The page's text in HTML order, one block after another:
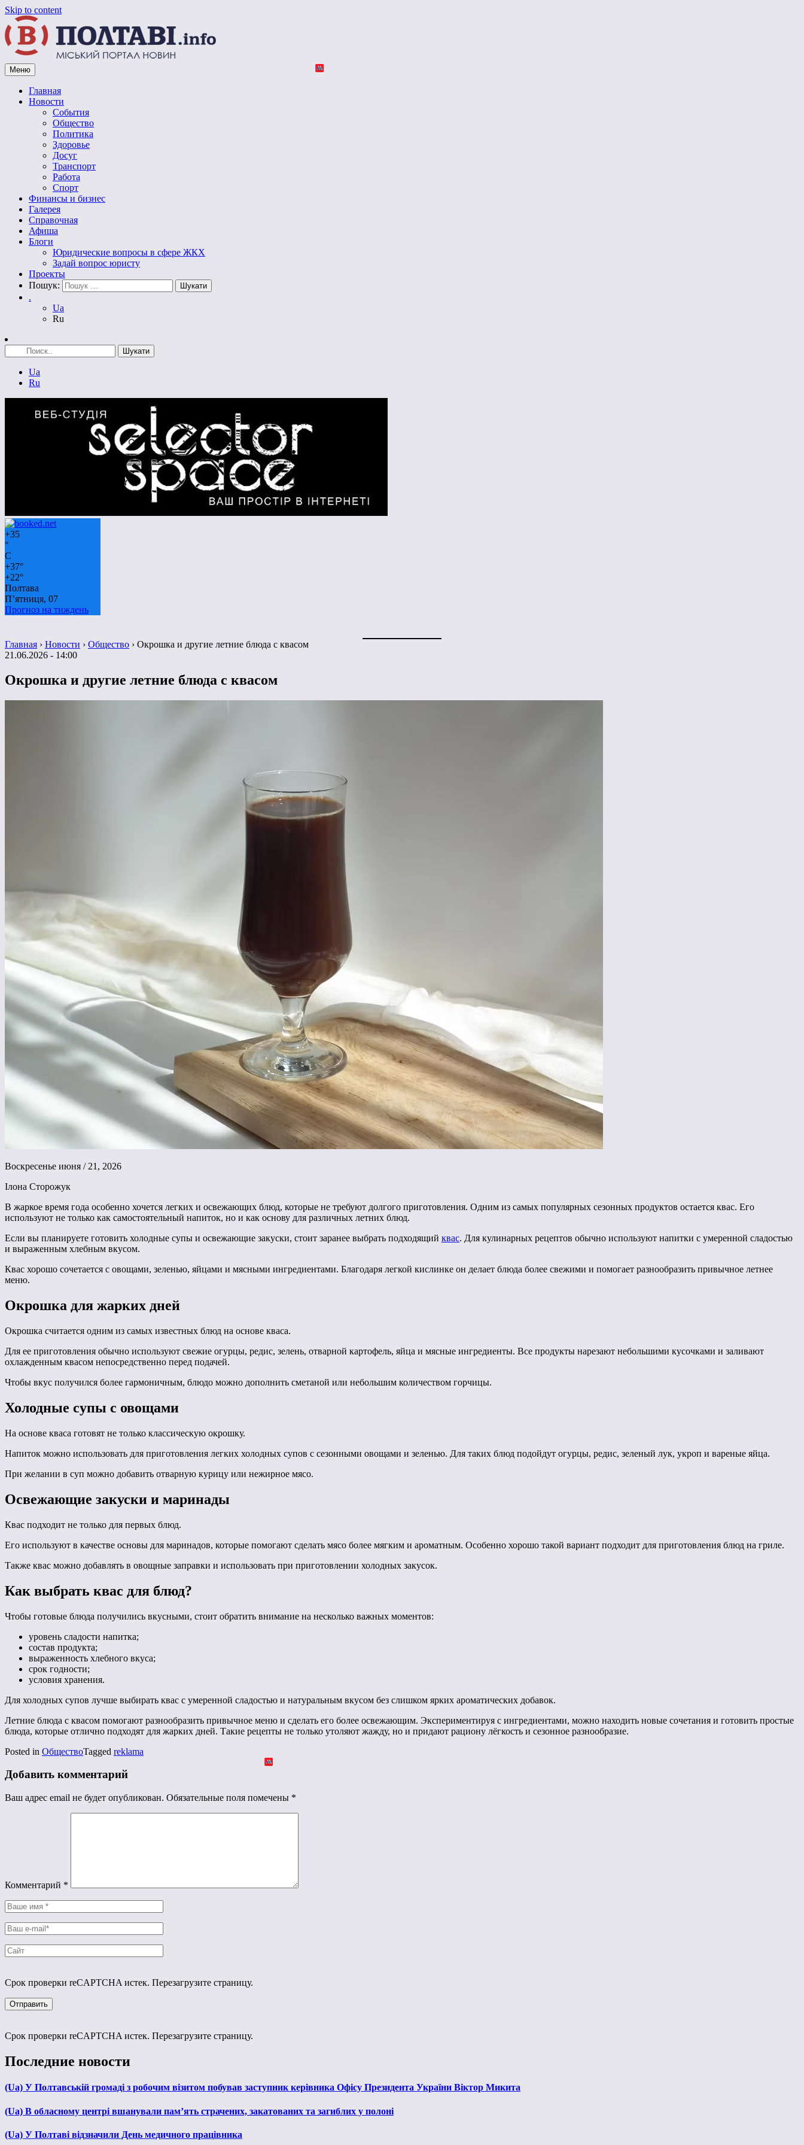
Skip to content
Vpoltave.info
Полтавский портал новостей
Меню
Главная
Новости
События
Общество
Политика
Здоровье
Досуг
Транспорт
Работа
Спорт
Финансы и бизнес
Галерея
Справочная
Афиша
Блоги
Юридические вопросы в сфере ЖКХ
Задай вопрос юристу
Проекты
Пошук:
.
Ua
Ru
Ua
Ru
+35
°
C
+37°
+22°
Полтава
П’ятниця, 07
Прогноз на тиждень
Главная › Новости › Общество › Окрошка и другие летние блюда с квасом
21.06.2026 - 14:00
Окрошка и другие летние блюда с квасом
Воскресенье июня / 21, 2026
Ілона Сторожук
В жаркое время года особенно хочется легких и освежающих блюд, которые не требуют долгого приготовления. Одним из самых популярных сезонных продуктов остается квас. Его
используют не только как самостоятельный напиток, но и как основу для различных летних блюд.
Если вы планируете готовить холодные супы и освежающие закуски, стоит заранее выбрать подходящий квас. Для кулинарных рецептов обычно используют напитки с умеренной сладостью
и выраженным хлебным вкусом.
Квас хорошо сочетается с овощами, зеленью, яйцами и мясными ингредиентами. Благодаря легкой кислинке он делает блюда более свежими и помогает разнообразить привычное летнее
меню.
Окрошка для жарких дней
Окрошка считается одним из самых известных блюд на основе кваса.
Для ее приготовления обычно используют свежие огурцы, редис, зелень, отварной картофель, яйца и мясные ингредиенты. Все продукты нарезают небольшими кусочками и заливают
охлажденным квасом непосредственно перед подачей.
Чтобы вкус получился более гармоничным, блюдо можно дополнить сметаной или небольшим количеством горчицы.
Холодные супы с овощами
На основе кваса готовят не только классическую окрошку.
Напиток можно использовать для приготовления легких холодных супов с сезонными овощами и зеленью. Для таких блюд подойдут огурцы, редис, зеленый лук, укроп и вареные яйца.
При желании в суп можно добавить отварную курицу или нежирное мясо.
Освежающие закуски и маринады
Квас подходит не только для первых блюд.
Его используют в качестве основы для маринадов, которые помогают сделать мясо более мягким и ароматным. Особенно хорошо такой вариант подходит для приготовления блюд на гриле.
Также квас можно добавлять в овощные заправки и использовать при приготовлении холодных закусок.
Как выбрать квас для блюд?
Чтобы готовые блюда получились вкусными, стоит обратить внимание на несколько важных моментов:
уровень сладости напитка;
состав продукта;
выраженность хлебного вкуса;
срок годности;
условия хранения.
Для холодных супов лучше выбирать квас с умеренной сладостью и натуральным вкусом без слишком ярких ароматических добавок.
Летние блюда с квасом помогают разнообразить привычное меню и сделать его более освежающим. Экспериментируя с ингредиентами, можно находить новые сочетания и готовить простые
блюда, которые отлично подходят для жарких дней. Такие рецепты не только утоляют жажду, но и придают рациону лёгкость и сезонное разнообразие.
Posted in ОбществоTagged reklama
Добавить комментарий
Ваш адрес email не будет опубликован. Обязательные поля помечены *
Комментарий *
Срок проверки reCAPTCHA истек. Перезагрузите страницу.
Срок проверки reCAPTCHA истек. Перезагрузите страницу.
Последние новости
(Ua) У Полтавській громаді з робочим візитом побував заступник керівника Офісу Президента України Віктор Микита
(Ua) В обласному центрі вшанували пам’ять страчених, закатованих та загиблих у полоні
(Ua) У Полтаві відзначили День медичного працівника